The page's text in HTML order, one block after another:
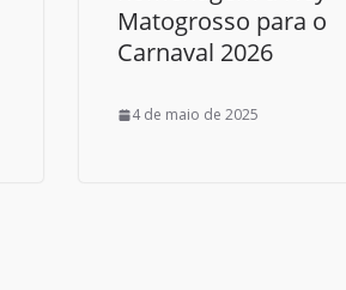
Matogrosso para o
Carnaval 2026
4 de maio de 2025